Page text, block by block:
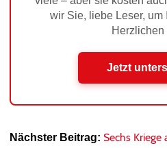
wir Sie, liebe Leser, um
Herzlichen
Jetzt
Nächster Beitrag: Sechs Kriege